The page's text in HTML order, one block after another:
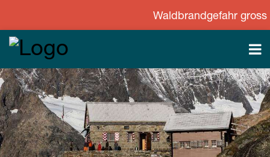
Waldbrandgefahr gross -